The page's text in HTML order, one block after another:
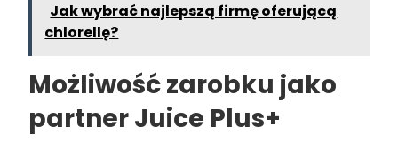
Jak wybrać najlepszą firmę oferującą
chlorellę?
Możliwość zarobku jako
partner Juice Plus+